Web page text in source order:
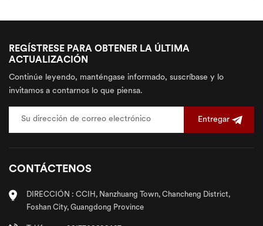
REGÍSTRESE PARA OBTENER LA ÚLTIMA
ACTUALIZACIÓN
Continúe leyendo, manténgase informado, suscríbase y lo
invitamos a contarnos lo que piensa.
Entregar
CONTÁCTENOS
DIRECCIÓN : CCIH, Nanzhuang Town, Chancheng District,
Foshan City, Guangdong Province